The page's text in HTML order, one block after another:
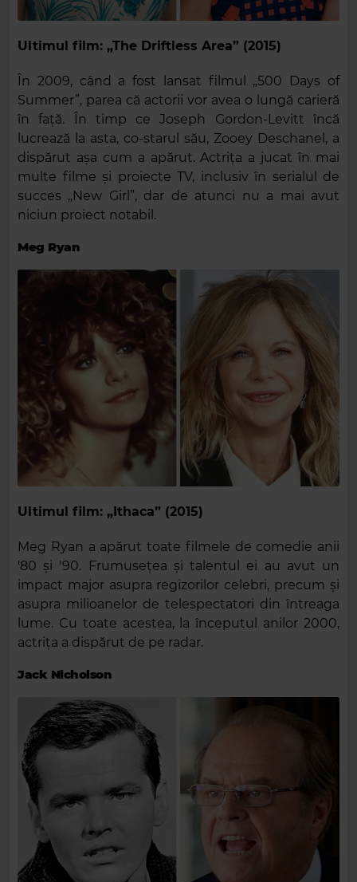
Ultimul film: „The Driftless Area” (2015)
În 2009, când a fost lansat filmul „500 Days of
Summer”, parea că actorii vor avea o lungă carieră
în față. În timp ce Joseph Gordon-Levitt încă
lucrează la asta, co-starul său, Zooey Deschanel, a
dispărut așa cum a apărut. Actrița a jucat în mai
multe filme și proiecte TV, inclusiv în serialul de
succes „New Girl”, dar de atunci nu a mai avut
niciun proiect notabil.
Meg Ryan
Ultimul film: „Ithaca” (2015)
Meg Ryan a apărut toate filmele de comedie anii
'80 și '90. Frumusețea și talentul ei au avut un
impact major asupra regizorilor celebri, precum și
asupra milioanelor de telespectatori din întreaga
lume. Cu toate acestea, la începutul anilor 2000,
actrița a dispărut de pe radar.
Jack Nicholson